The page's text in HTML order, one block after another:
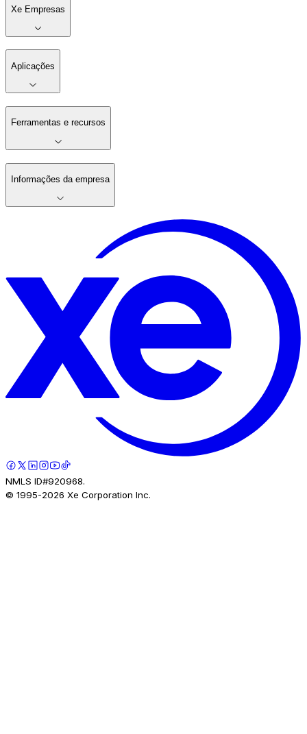
Xe Empresas
Aplicações
Ferramentas e recursos
Informações da empresa
NMLS ID#920968.
© 1995-2026 Xe Corporation Inc.